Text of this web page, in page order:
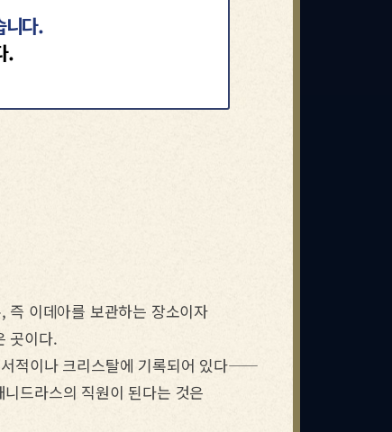
니다.
.
즉 이데아를 보관하는 장소이자
곳이다.
이나 크리스탈에 기록되어 있다――
드라스의 직원이 된다는 것은